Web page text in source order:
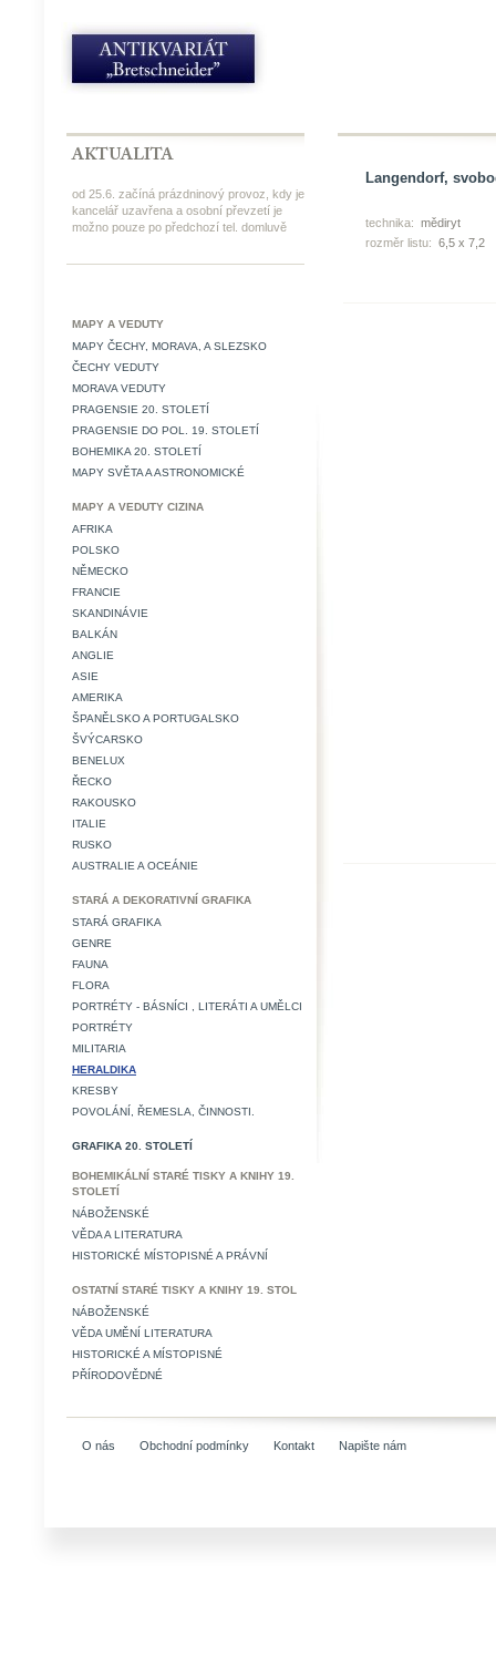
od 25.6. začíná prázdninový provoz, kdy je
kancelář uzavřena a osobní převzetí je
možno pouze po předchozí tel. domluvě
MAPY A VEDUTY
MAPY ČECHY, MORAVA, A SLEZSKO
ČECHY VEDUTY
MORAVA VEDUTY
PRAGENSIE 20. STOLETÍ
PRAGENSIE DO POL. 19. STOLETÍ
BOHEMIKA 20. STOLETÍ
MAPY SVĚTA A ASTRONOMICKÉ
MAPY A VEDUTY CIZINA
AFRIKA
POLSKO
NĚMECKO
FRANCIE
SKANDINÁVIE
BALKÁN
ANGLIE
ASIE
AMERIKA
ŠPANĚLSKO A PORTUGALSKO
ŠVÝCARSKO
BENELUX
ŘECKO
RAKOUSKO
ITALIE
RUSKO
AUSTRALIE A OCEÁNIE
STARÁ A DEKORATIVNÍ GRAFIKA
STARÁ GRAFIKA
GENRE
FAUNA
FLORA
PORTRÉTY - BÁSNÍCI , LITERÁTI A UMĚLCI
PORTRÉTY
MILITARIA
HERALDIKA
KRESBY
POVOLÁNÍ, ŘEMESLA, ČINNOSTI.
GRAFIKA 20. STOLETÍ
BOHEMIKÁLNÍ STARÉ TISKY A KNIHY 19.
STOLETÍ
NÁBOŽENSKÉ
VĚDA A LITERATURA
HISTORICKÉ MÍSTOPISNÉ A PRÁVNÍ
OSTATNÍ STARÉ TISKY A KNIHY 19. STOL
NÁBOŽENSKÉ
VĚDA UMĚNÍ LITERATURA
HISTORICKÉ A MÍSTOPISNÉ
PŘÍRODOVĚDNÉ
Langendorf,
technika: mědiryt
rozměr listu: 6,5 x 7,2
O nás Obchodní podmínky Kontakt Napište nám